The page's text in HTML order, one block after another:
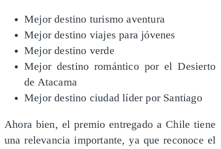
Mejor destino turismo aventura
Mejor destino viajes para jóvenes
Mejor destino verde
Mejor destino romántico por el Desierto
de Atacama
Mejor destino ciudad líder por Santiago
Ahora bien, el premio entregado a Chile tiene
una relevancia importante, ya que reconoce el